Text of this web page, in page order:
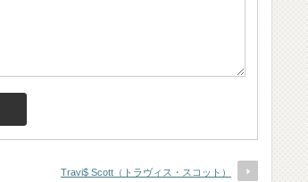
Travi$ Scott（トラヴィス・スコット）